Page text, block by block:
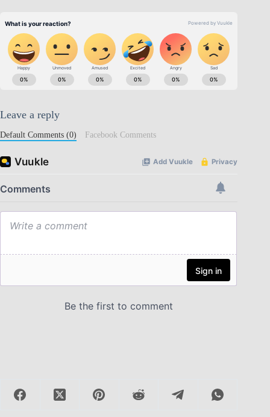
Leave a reply
Default Comments (0) Facebook Comments